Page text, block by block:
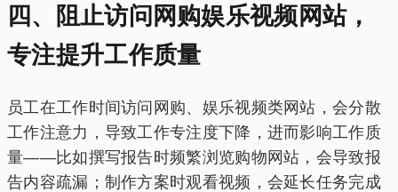
四、阻止访问网购娱乐视频网站，
专注提升工作质量
员工在工作时间访问网购、娱乐视频类网站，会分散
工作注意力，导致工作专注度下降，进而影响工作质
量——比如撰写报告时频繁浏览购物网站，会导致报
告内容疏漏；制作方案时观看视频，会延长任务完成